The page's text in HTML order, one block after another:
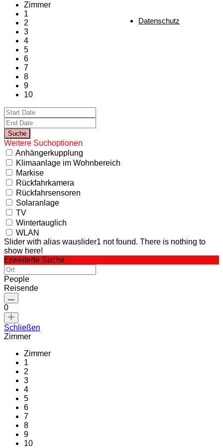
Datenschutz
Zimmer
1
2
3
4
5
6
7
8
9
10
Weitere Suchoptionen
Anhängerkupplung
Klimaanlage im Wohnbereich
Markise
Rückfahrkamera
Rückfahrsensoren
Solaranlage
TV
Wintertauglich
WLAN
Slider with alias wauslider1 not found. There is nothing to
show here!
Erweiterte Suche
People
Reisende
0
Schließen
Zimmer
Zimmer
1
2
3
4
5
6
7
8
9
10